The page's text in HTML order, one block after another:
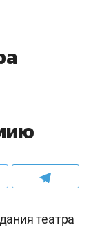
театра